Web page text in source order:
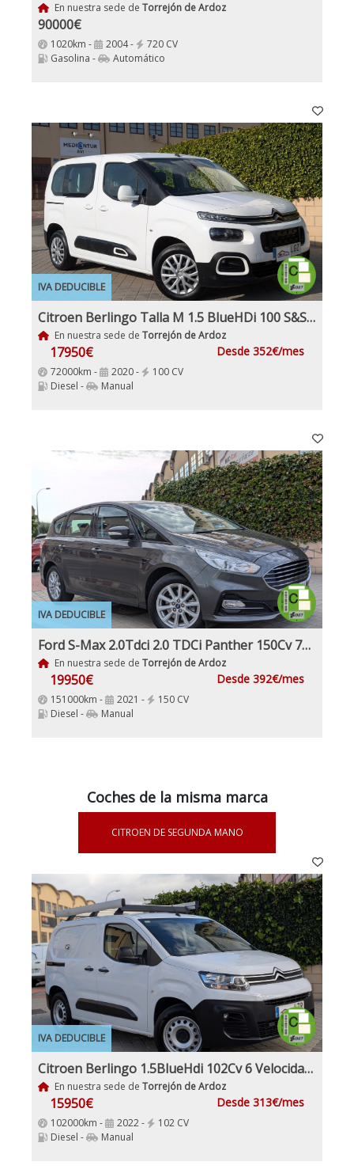
En nuestra sede de Torrejón de Ardoz
90000€
1020km - 2004 -
720 CV
Gasolina -
Automático
IVA DEDUCIBLE
Citroen Berlingo Talla M 1.5 BlueHDi 100 S&S FEEL monovolumen IVA y Garantía Inc Etiqueta Medioambiental C
En nuestra sede de Torrejón de Ardoz
17950€ Desde 352€/mes
72000km - 2020 -
100 CV
Diesel -
Manual
IVA DEDUCIBLE
Ford S-Max 2.0Tdci 2.0 TDCi Panther 150Cv 7Plazas IVA y Garantía Incl nacional
En nuestra sede de Torrejón de Ardoz
19950€ Desde 392€/mes
151000km - 2021 -
150 CV
Diesel -
Manual
Coches de la misma marca
CITROEN DE SEGUNDA MANO
IVA DEDUCIBLE
Citroen Berlingo 1.5BlueHdi 102Cv 6 Velocidades Etiqueta C IVA y Garantía Incl Nacional Historial mantenimiento
En nuestra sede de Torrejón de Ardoz
15950€ Desde 313€/mes
102000km - 2022 -
102 CV
Diesel -
Manual